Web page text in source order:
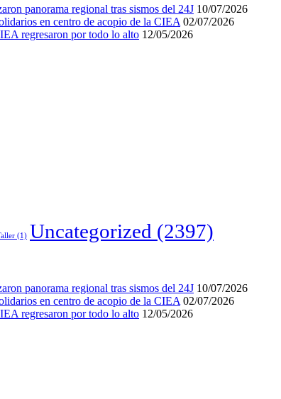
panorama regional tras sismos del 24J 10/07/2026
en centro de acopio de la CIEA 02/07/2026
regresaron por todo lo alto 12/05/2026
(1) Uncategorized (2397)
panorama regional tras sismos del 24J 10/07/2026
en centro de acopio de la CIEA 02/07/2026
regresaron por todo lo alto 12/05/2026